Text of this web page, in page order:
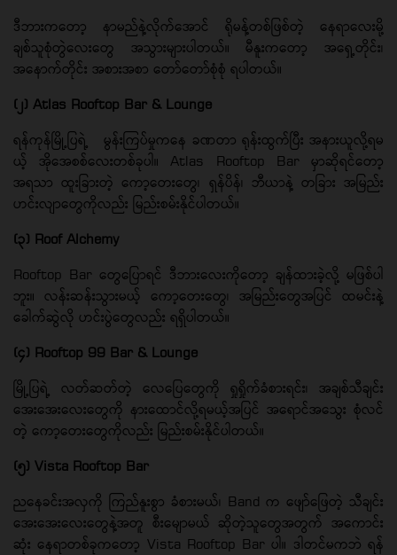
ဒီဘားကတော့ နာမည်နဲ့လိုက်အောင် ရိုမန့်တစ်ဖြစ်တဲ့ နေရာလေးမို့
ချစ်သူစုံတွဲလေးတွေ အသွားများပါတယ်။ မီနူးကတော့ အရှေ့တိုင်း၊
အနောက်တိုင်း အစားအစာ တော်တော်စုံစုံ ရပါတယ်။
(၂) Atlas Rooftop Bar & Lounge
ရန်ကုန်မြို့ပြရဲ့ မွန်းကြပ်မှုကနေ ခဏတာ ရုန်းထွက်ပြီး အနားယူလို့ရမ
ယ့် အိုအေစစ်လေးတစ်ခုပါ။ Atlas Rooftop Bar မှာဆိုရင်တော့
အရသာ ထူးခြားတဲ့ ကော့တေးတွေ၊ ရှန်ပိန်၊ ဘီယာနဲ့ တခြား အမြည်း
ဟင်းလျာတွေကိုလည်း မြည်းစမ်းနိုင်ပါတယ်။
(၃) Roof Alchemy
Rooftop Bar တွေပြောရင် ဒီဘားလေးကိုတော့ ချန်ထားခဲ့လို့ မဖြစ်ပါ
ဘူး။ လန်းဆန်းသွားမယ့် ကော့တေးတွေ၊ အမြည်းတွေအပြင် ထမင်းနဲ့
ခေါက်ဆွဲလို ဟင်းပွဲတွေလည်း ရရှိပါတယ်။
(၄) Rooftop 99 Bar & Lounge
မြို့ပြရဲ့ လတ်ဆတ်တဲ့ လေပြေတွေကို ရှုရှိုက်ခံစားရင်း၊ အချစ်သီချင်း
အေးအေးလေးတွေကို နားထောင်လို့ရမယ့်အပြင် အရောင်အသွေး စုံလင်
တဲ့ ကော့တေးတွေကိုလည်း မြည်းစမ်းနိုင်ပါတယ်။
(၅) Vista Rooftop Bar
ညနေခင်းအလှကို ကြည်နူးစွာ ခံစားမယ်၊ Band က ဖျော်ဖြေတဲ့ သီချင်း
အေးအေးလေးတွေနဲ့အတူ စီးမျောမယ် ဆိုတဲ့သူတွေအတွက် အကောင်း
ဆုံး နေရာတစ်ခုကတော့ Vista Rooftop Bar ပါ။ ဒါတင်မကဘဲ ရန်